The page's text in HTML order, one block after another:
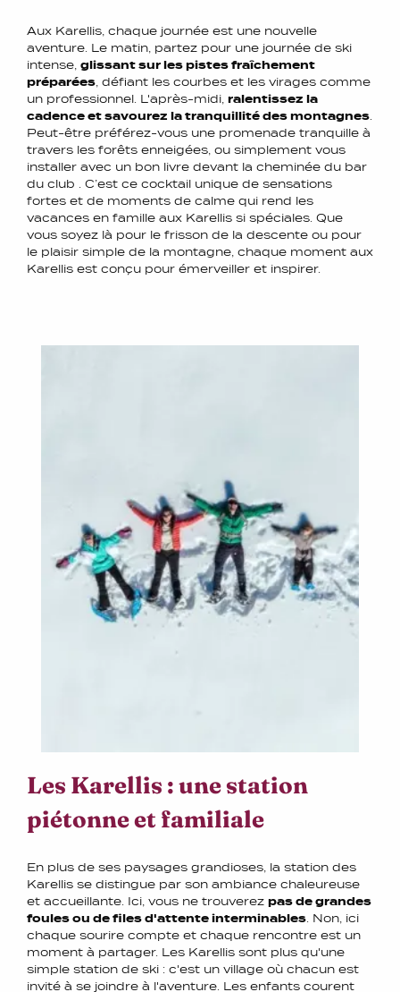
Aux Karellis, chaque journée est une nouvelle
aventure. Le matin, partez pour une journée de ski
intense, glissant sur les pistes fraîchement
préparées, défiant les courbes et les virages comme
un professionnel. L'après-midi, ralentissez la
cadence et savourez la tranquillité des montagnes.
Peut-être préférez-vous une promenade tranquille à
travers les forêts enneigées, ou simplement vous
installer avec un bon livre devant la cheminée du bar
du club . C’est ce cocktail unique de sensations
fortes et de moments de calme qui rend les
vacances en famille aux Karellis si spéciales. Que
vous soyez là pour le frisson de la descente ou pour
le plaisir simple de la montagne, chaque moment aux
Karellis est conçu pour émerveiller et inspirer.
Les Karellis : une station
piétonne et familiale
En plus de ses paysages grandioses, la station des
Karellis se distingue par son ambiance chaleureuse
et accueillante. Ici, vous ne trouverez pas de grandes
foules ou de files d'attente interminables. Non, ici
chaque sourire compte et chaque rencontre est un
moment à partager. Les Karellis sont plus qu'une
simple station de ski : c'est un village où chacun est
invité à se joindre à l'aventure. Les enfants courent